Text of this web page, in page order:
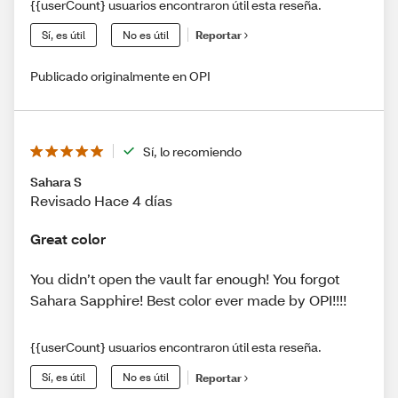
{{userCount} usuarios encontraron útil esta reseña.
Sí, es útil No es útil Reportar
Publicado originalmente en OPI
Sí, lo recomiendo
Sahara S
Revisado Hace 4 días
Great color
You didn’t open the vault far enough! You forgot
Sahara Sapphire! Best color ever made by OPI!!!!
{{userCount} usuarios encontraron útil esta reseña.
Sí, es útil No es útil Reportar